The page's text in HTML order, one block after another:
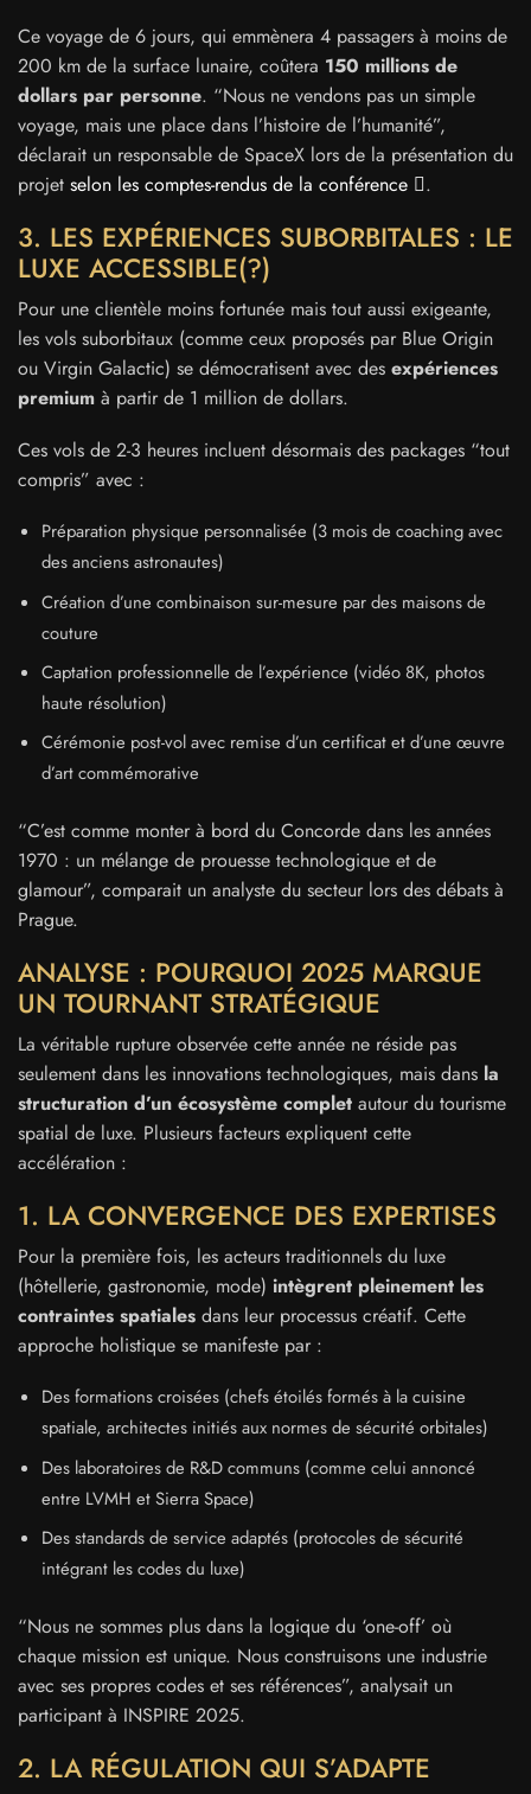
Ce voyage de 6 jours, qui emmènera 4 passagers à moins de
200 km de la surface lunaire, coûtera 150 millions de
dollars par personne. “Nous ne vendons pas un simple
voyage, mais une place dans l’histoire de l’humanité”,
déclarait un responsable de SpaceX lors de la présentation du
projet selon les comptes-rendus de la conférence .
3. LES EXPÉRIENCES SUBORBITALES : LE
LUXE ACCESSIBLE(?)
Pour une clientèle moins fortunée mais tout aussi exigeante,
les vols suborbitaux (comme ceux proposés par Blue Origin
ou Virgin Galactic) se démocratisent avec des expériences
premium à partir de 1 million de dollars.
Ces vols de 2-3 heures incluent désormais des packages “tout
compris” avec :
Préparation physique personnalisée (3 mois de coaching avec
des anciens astronautes)
Création d’une combinaison sur-mesure par des maisons de
couture
Captation professionnelle de l’expérience (vidéo 8K, photos
haute résolution)
Cérémonie post-vol avec remise d’un certificat et d’une œuvre
d’art commémorative
“C’est comme monter à bord du Concorde dans les années
1970 : un mélange de prouesse technologique et de
glamour”, comparait un analyste du secteur lors des débats à
Prague.
ANALYSE : POURQUOI 2025 MARQUE
UN TOURNANT STRATÉGIQUE
La véritable rupture observée cette année ne réside pas
seulement dans les innovations technologiques, mais dans la
structuration d’un écosystème complet autour du tourisme
spatial de luxe. Plusieurs facteurs expliquent cette
accélération :
1. LA CONVERGENCE DES EXPERTISES
Pour la première fois, les acteurs traditionnels du luxe
(hôtellerie, gastronomie, mode) intègrent pleinement les
contraintes spatiales dans leur processus créatif. Cette
approche holistique se manifeste par :
Des formations croisées (chefs étoilés formés à la cuisine
spatiale, architectes initiés aux normes de sécurité orbitales)
Des laboratoires de R&D communs (comme celui annoncé
entre LVMH et Sierra Space)
Des standards de service adaptés (protocoles de sécurité
intégrant les codes du luxe)
“Nous ne sommes plus dans la logique du ‘one-off’ où
chaque mission est unique. Nous construisons une industrie
avec ses propres codes et ses références”, analysait un
participant à INSPIRE 2025.
2. LA RÉGULATION QUI S’ADAPTE